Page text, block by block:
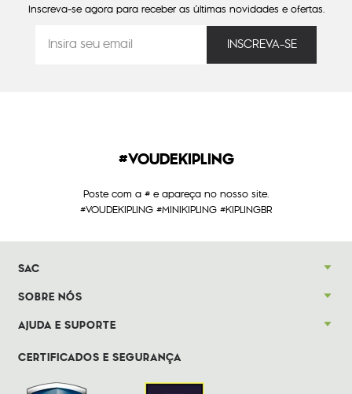
Inscreva-se agora para receber as últimas novidades e ofertas.
#VOUDEKIPLING
Poste com a # e apareça no nosso site.
#VOUDEKIPLING #MINIKIPLING #KIPLINGBR
SAC
SOBRE NÓS
AJUDA E SUPORTE
CERTIFICADOS E SEGURANÇA